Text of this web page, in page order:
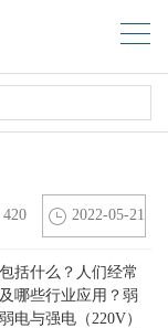
420 2022-05-21
包括什么？人们经常
哪些行业应用？弱
电与强电（220V）